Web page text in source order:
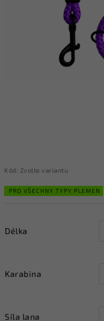
Kód: Zvolte variantu
PRO VŠECHNY TYPY PLEMEN
Délka
Karabina
Síla lana